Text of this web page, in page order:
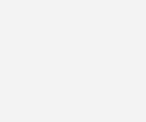
wird – mit direktem
Pflichten für
Dass europäische
jedoch ein Novum auf
als auch praktisch ganz